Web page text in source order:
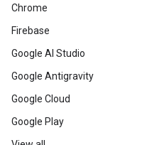
Chrome
Firebase
Google AI Studio
Google Antigravity
Google Cloud
Google Play